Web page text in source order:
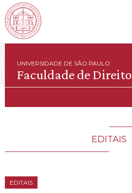
UNIVERSIDADE DE SÃO PAULO
Faculdade de Direito
EDITAIS
EDITAIS